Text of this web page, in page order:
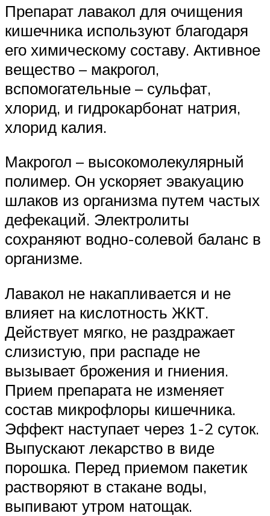
Препарат лавакол для очищения
кишечника используют благодаря
его химическому составу. Активное
вещество – макрогол,
вспомогательные – сульфат,
хлорид, и гидрокарбонат натрия,
хлорид калия.
Макрогол – высокомолекулярный
полимер. Он ускоряет эвакуацию
шлаков из организма путем частых
дефекаций. Электролиты
сохраняют водно-солевой баланс в
организме.
Лавакол не накапливается и не
влияет на кислотность ЖКТ.
Действует мягко, не раздражает
слизистую, при распаде не
вызывает брожения и гниения.
Прием препарата не изменяет
состав микрофлоры кишечника.
Эффект наступает через 1-2 суток.
Выпускают лекарство в виде
порошка. Перед приемом пакетик
растворяют в стакане воды,
выпивают утром натощак.